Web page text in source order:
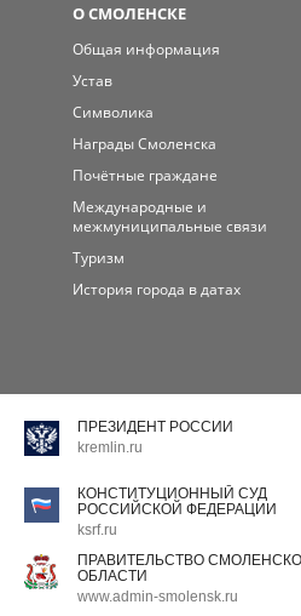
О СМОЛЕНСКЕ
Общая информация
Устав
Символика
Награды Смоленска
Почётные граждане
Международные и
межмуниципальные связи
Туризм
История города в датах
ПРЕЗИДЕНТ РОССИИ
kremlin.ru
КОНСТИТУЦИОННЫЙ СУД
РОССИЙСКОЙ ФЕДЕРАЦИИ
ksrf.ru
ПРАВИТЕЛЬСТВО
ОБЛАСТИ
www.admin-smolensk.ru